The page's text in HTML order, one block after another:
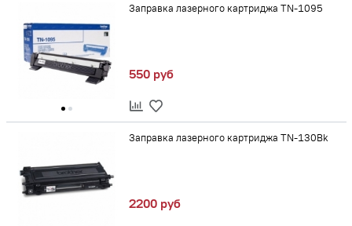
Заправка лазерного картриджа TN-1095
550 руб
Заправка лазерного картриджа TN-130Bk
2200 руб